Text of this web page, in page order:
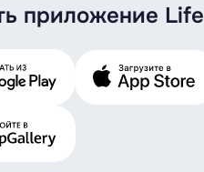
приложение Life